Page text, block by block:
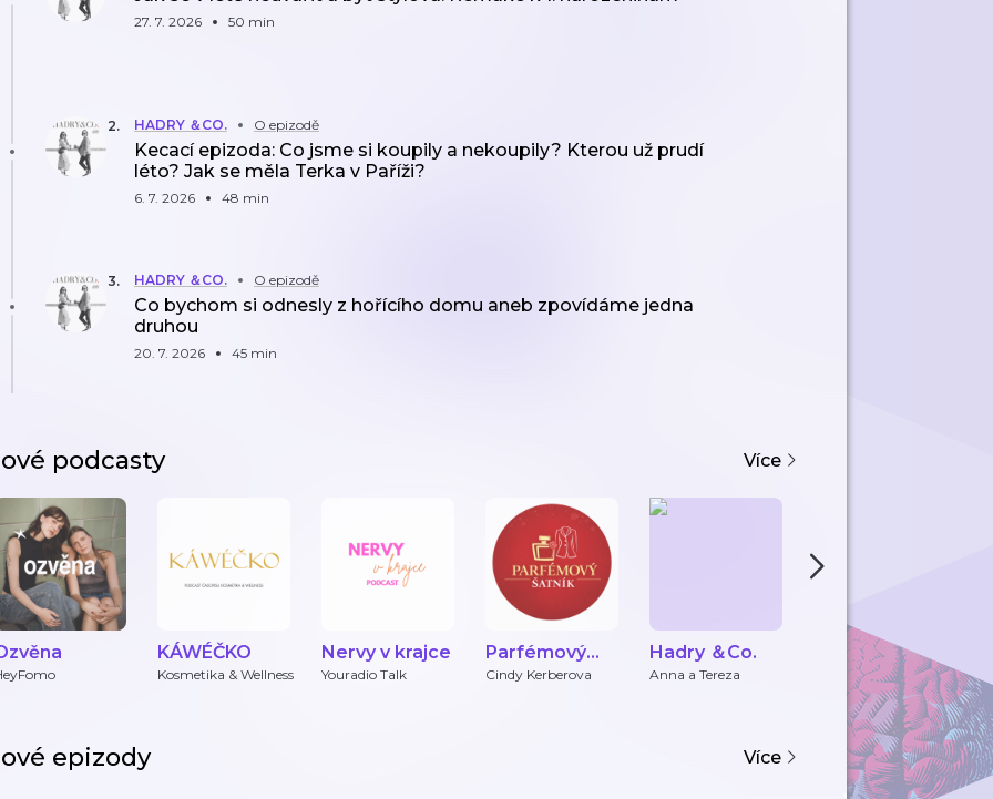
27. 7. 2026 50 min
2. HADRY ＆CO. O epizodě
Kecací epizoda: Co jsme si koupily a nekoupily? Kterou už prudí
léto? Jak se měla Terka v Paříži?
6. 7. 2026 48 min
3. HADRY ＆CO. O epizodě
Co bychom si odnesly z hořícího domu aneb zpovídáme jedna
druhou
20. 7. 2026 45 min
podcasty Více
KÁWÉČKO
Kosmetika & Wellness
Nervy v krajce
Youradio Talk
Parfémový
šatník
Cindy Kerberova
Hadry ＆Co.
Anna a Tereza
Actigo
Collections
Podcast (10
mins)
Actigo
epizody Více